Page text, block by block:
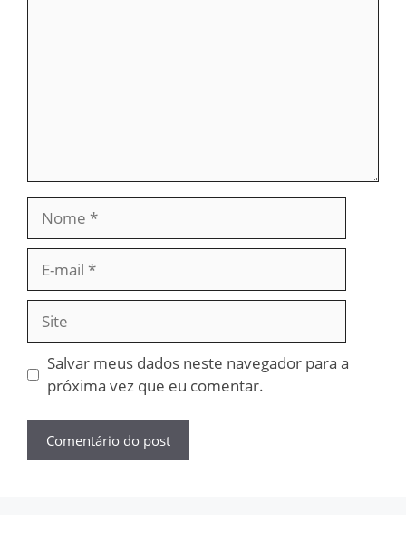
mail
Site
Salvar meus dados neste navegador para a
próxima vez que eu comentar.